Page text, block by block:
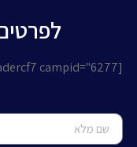
[leadercf7 campid="6277"]